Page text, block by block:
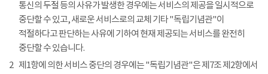
통신의 두절 등의 사유가 발생한 경우에는 서비스의 제공을 일시적으로
중단할 수 있고, 새로운 서비스로의 교체 기타 "독립기념관"이
적절하다고 판단하는 사유에 기하여 현재 제공되는 서비스를 완전히
중단할 수 있습니다.
2 제1항에 의한 서비스 중단의 경우에는 "독립기념관"은 제7조 제2항에서